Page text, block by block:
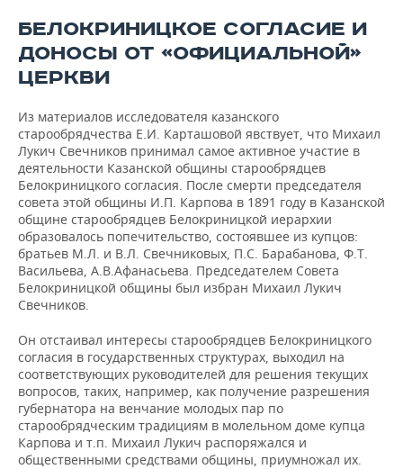
БЕЛОКРИНИЦКОЕ СОГЛАСИЕ И
ДОНОСЫ ОТ «ОФИЦИАЛЬНОЙ»
ЦЕРКВИ
Из материалов исследователя казанского
старообрядчества Е.И. Карташовой явствует, что Михаил
Лукич Свечников принимал самое активное участие в
деятельности Казанской общины старообрядцев
Белокриницкого согласия. После смерти председателя
совета этой общины И.П. Карпова в 1891 году в Казанской
общине старообрядцев Белокриницкой иерархии
образовалось попечительство, состоявшее из купцов:
братьев М.Л. и В.Л. Свечниковых, П.С. Барабанова, Ф.Т.
Васильева, А.В.Афанасьева. Председателем Совета
Белокриницкой общины был избран Михаил Лукич
Свечников.
Он отстаивал интересы старообрядцев Белокриницкого
согласия в государственных структурах, выходил на
соответствующих руководителей для решения текущих
вопросов, таких, например, как получение разрешения
губернатора на венчание молодых пар по
старообрядческим традициям в молельном доме купца
Карпова и т.п. Михаил Лукич распоряжался и
общественными средствами общины, приумножал их.